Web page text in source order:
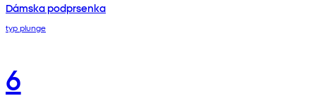
Dámska podprsenka
typ plunge
6